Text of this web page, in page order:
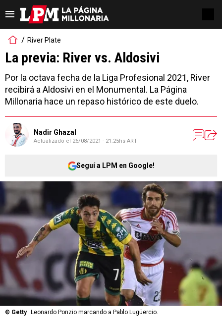
River Plate
La previa: River vs. Aldosivi
Por la octava fecha de la Liga Profesional 2021, River
recibirá a Aldosivi en el Monumental. La Página
Millonaria hace un repaso histórico de este duelo.
Nadir Ghazal
Actualizado el 26/08/2021 - 21:25hs ART
Seguí a LPM en Google!
© Getty Leonardo Ponzio marcando a Pablo Lugüercio.